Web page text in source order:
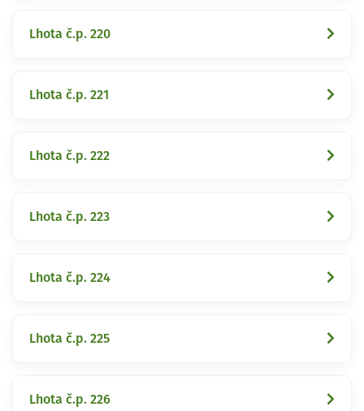
Lhota č.p. 220
Lhota č.p. 221
Lhota č.p. 222
Lhota č.p. 223
Lhota č.p. 224
Lhota č.p. 225
Lhota č.p. 226